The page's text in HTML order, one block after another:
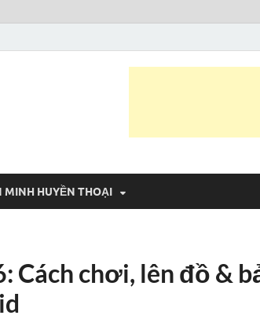
MINH HUYỀN THOẠI
Cách chơi, lên đồ &